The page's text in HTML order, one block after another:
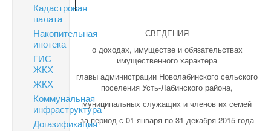
Кадастровая
палата
Накопительная
ипотека
ГИС
ЖКХ
ЖКХ
Коммунальная
инфраструктура
Догазификация
СВЕДЕНИЯ
о доходах, имуществе и обязательствах
имущественного характера
главы администрации Новолабинского сельского
поселения Усть-Лабинского района,
муниципальных служащих и членов их семей
за период с 01 января по 31 декабря 2015 года